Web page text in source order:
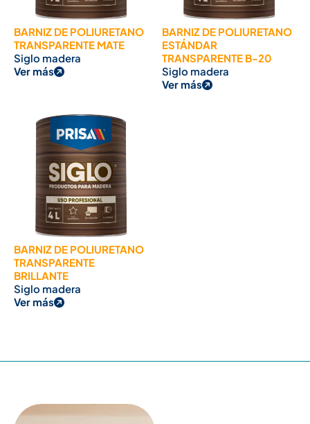
BARNIZ DE POLIURETANO
TRANSPARENTE MATE
Siglo madera
Ver más
BARNIZ DE POLIURETANO
ESTÁNDAR
TRANSPARENTE B-20
Siglo madera
Ver más
BARNIZ DE POLIURETANO
TRANSPARENTE
BRILLANTE
Siglo madera
Ver más